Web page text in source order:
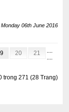
06th June 2016
....
20
21
....
trong 271 (28 Trang)